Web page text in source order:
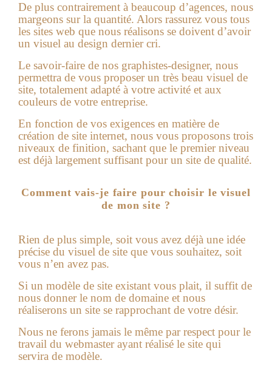
De plus contrairement à beaucoup d’agences, nous
margeons sur la quantité. Alors rassurez vous tous
les sites web que nous réalisons se doivent d’avoir
un visuel au design dernier cri.
Le savoir-faire de nos graphistes-designer, nous
permettra de vous proposer un très beau visuel de
site, totalement adapté à votre activité et aux
couleurs de votre entreprise.
En fonction de vos exigences en matière de
création de site internet, nous vous proposons trois
niveaux de finition, sachant que le premier niveau
est déjà largement suffisant pour un site de qualité.
Comment vais-je faire pour choisir le visuel
de mon site ?
Rien de plus simple, soit vous avez déjà une idée
précise du visuel de site que vous souhaitez, soit
vous n’en avez pas.
Si un modèle de site existant vous plait, il suffit de
nous donner le nom de domaine et nous
réaliserons un site se rapprochant de votre désir.
Nous ne ferons jamais le même par respect pour le
travail du webmaster ayant réalisé le site qui
servira de modèle.